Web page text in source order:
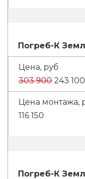
Погреб-К
303 900 243 100
116 150
Погреб-К